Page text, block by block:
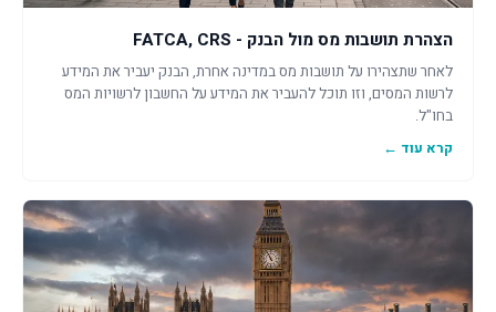
הצהרת תושבות מס מול הבנק - FATCA, CRS
לאחר שתצהירו על תושבות מס במדינה אחרת, הבנק יעביר את המידע
לרשות המסים, וזו תוכל להעביר את המידע על החשבון לרשויות המס
בחו"ל.
קרא עוד ←